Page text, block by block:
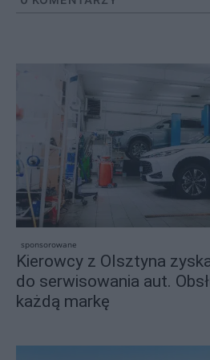
sponsorowane
Kierowcy z Olsztyna
do serwisowania aut.
każdą markę